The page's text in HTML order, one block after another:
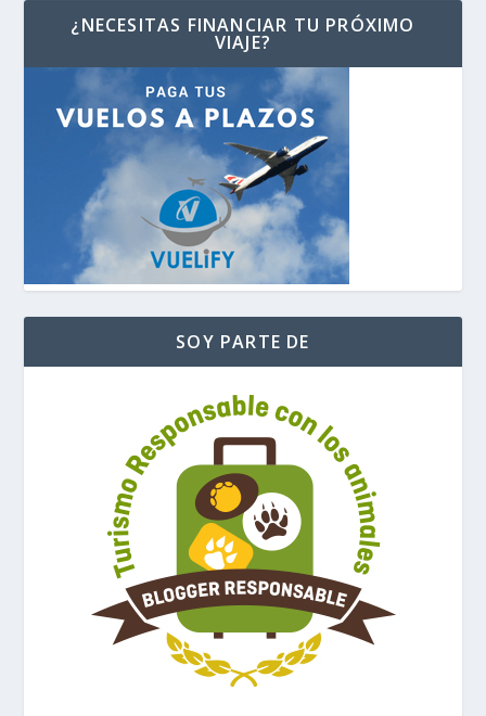
¿NECESITAS FINANCIAR TU PRÓXIMO
VIAJE?
SOY PARTE DE